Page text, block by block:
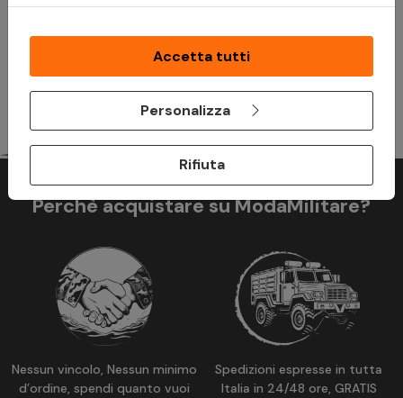
processo di acquisto. Un finanziamento è un impegno
grado di ripagare prima di prendere un impegno.
Perchè acquistare su ModaMilitare?
Nessun vincolo, Nessun minimo
d’ordine, spendi quanto vuoi
Spedizioni espresse in tutta
Italia in 24/48 ore, GRATIS
Accetta tutti
Personalizza
Rifiuta